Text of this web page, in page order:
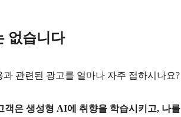
없습니다
관련된 광고를 얼마나 자주 접하시나요?
객은 생성형 AI에 취향을 학습시키고, 나를